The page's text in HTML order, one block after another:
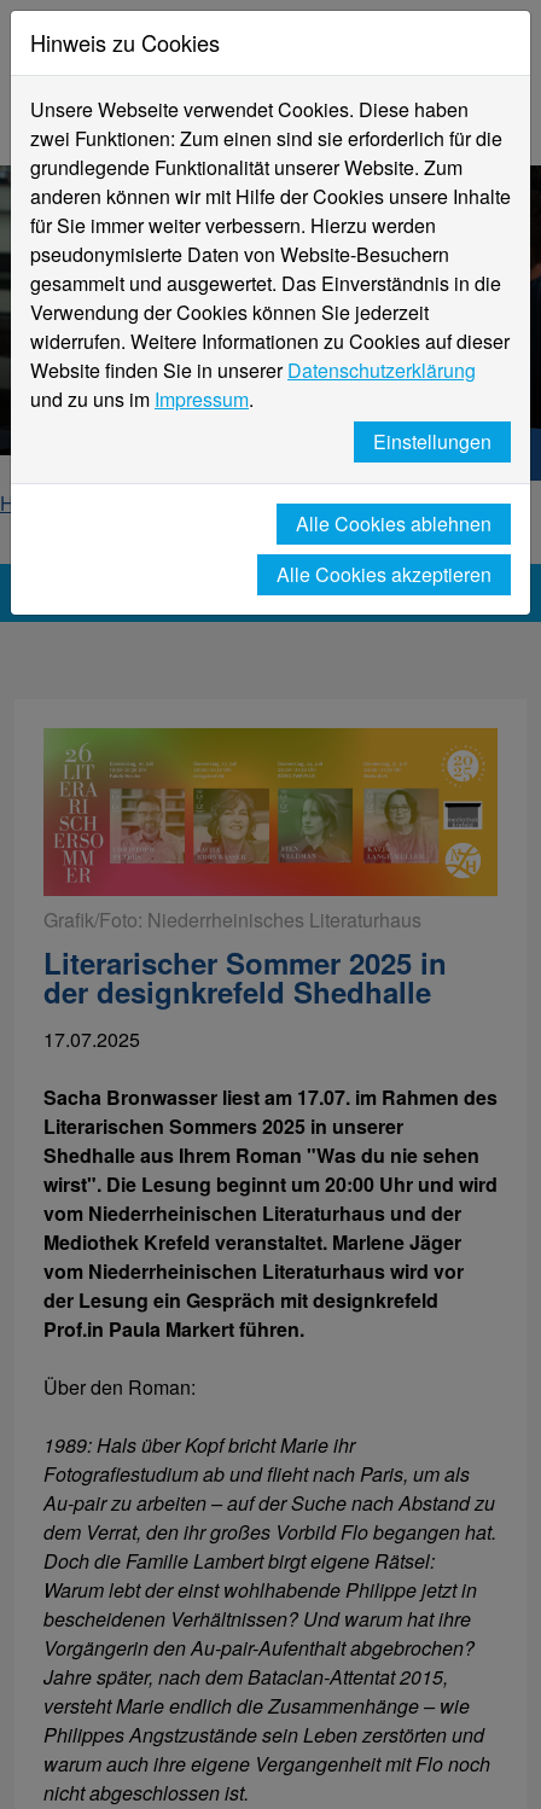
Fachbereich
Design
Hochschule Niederrhein. Dein Weg.
Home
Fachbereich Design
News
Grafik/Foto: Niederrheinisches Literaturhaus
Literarischer Sommer 2025 in
der designkrefeld Shedhalle
17.07.2025
Sacha Bronwasser liest am 17.07. im Rahmen des
Literarischen Sommers 2025 in unserer
Shedhalle aus Ihrem Roman "Was du nie sehen
wirst". Die Lesung beginnt um 20:00 Uhr und wird
vom Niederrheinischen Literaturhaus und der
Mediothek Krefeld veranstaltet. Marlene Jäger
vom Niederrheinischen Literaturhaus wird vor
der Lesung ein Gespräch mit designkrefeld
Prof.in Paula Markert führen.
Über den Roman:
1989: Hals über Kopf bricht Marie ihr
Fotografiestudium ab und flieht nach Paris, um als
Au-pair zu arbeiten – auf der Suche nach Abstand zu
dem Verrat, den ihr großes Vorbild Flo begangen hat.
Doch die Familie Lambert birgt eigene Rätsel:
Warum lebt der einst wohlhabende Philippe jetzt in
bescheidenen Verhältnissen? Und warum hat ihre
Vorgängerin den Au-pair-Aufenthalt abgebrochen?
Jahre später, nach dem Bataclan-Attentat 2015,
versteht Marie endlich die Zusammenhänge – wie
Philippes Angstzustände sein Leben zerstörten und
warum auch ihre eigene Vergangenheit mit Flo noch
nicht abgeschlossen ist.
Hinweis zu Cookies
Unsere Webseite verwendet Cookies. Diese haben
zwei Funktionen: Zum einen sind sie erforderlich für die
grundlegende Funktionalität unserer Website. Zum
anderen können wir mit Hilfe der Cookies unsere Inhalte
für Sie immer weiter verbessern. Hierzu werden
pseudonymisierte Daten von Website-Besuchern
gesammelt und ausgewertet. Das Einverständnis in die
Verwendung der Cookies können Sie jederzeit
widerrufen. Weitere Informationen zu Cookies auf dieser
Website finden Sie in unsererDatenschutzerklärung
und zu uns im Impressum.
Einstellungen
Alle Cookies ablehnen
Alle Cookies akzeptieren